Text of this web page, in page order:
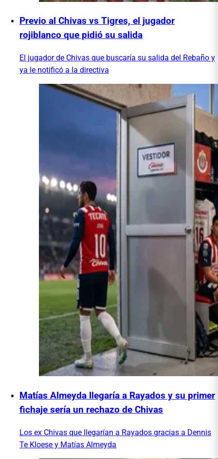
Previo al Chivas vs Tigres, el jugador
rojiblanco que pidió su salida
El jugador de Chivas que buscaría su salida del Rebaño y
ya le notificó a la directiva
Matías Almeyda llegaría a Rayados y su primer
fichaje sería un rechazo de Chivas
Los ex Chivas que llegarían a Rayados gracias a Dennis
Te Kloese y Matías Almeyda